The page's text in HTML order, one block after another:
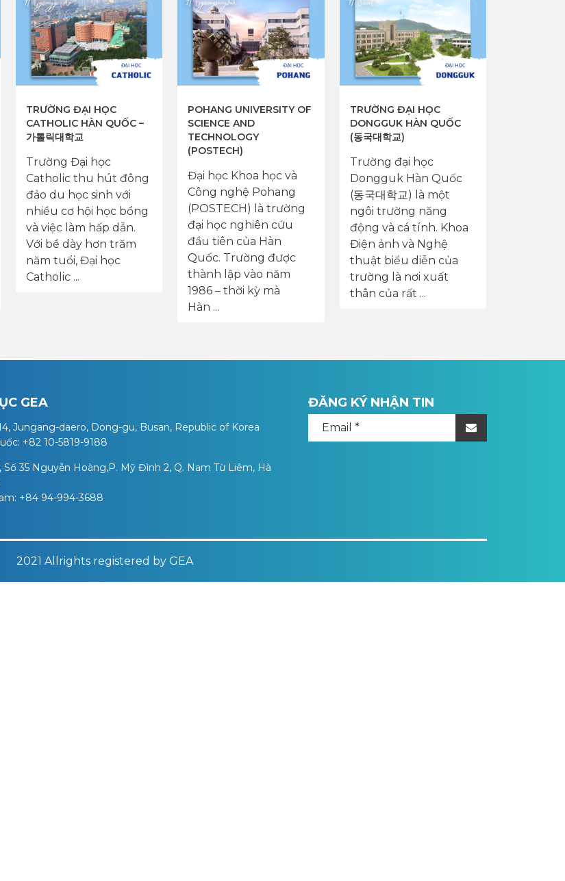
TRƯỜNG ĐẠI HỌC
CATHOLIC HÀN QUỐC –
가톨릭대학교
Trường Đại học
Catholic thu hút đông
đảo du học sinh với
nhiều cơ hội học bổng
và việc làm hấp dẫn.
Với bề dày hơn trăm
năm tuổi, Đại học
Catholic ...
POHANG UNIVERSITY OF
SCIENCE AND
TECHNOLOGY
(POSTECH)
Đại học Khoa học và
Công nghệ Pohang
(POSTECH) là trường
đại học nghiên cứu
đầu tiên của Hàn
Quốc. Trường được
thành lập vào năm
1986 – thời kỳ mà
Hàn ...
TRƯỜNG ĐẠI HỌC
DONGGUK HÀN QUỐC
(동국대학교)
Trường đại học
Dongguk Hàn Quốc
(동국대학교) là một
ngôi trường năng
động và cá tính. Khoa
Điện ảnh và Nghệ
thuật biểu diễn của
trường là nơi xuất
thân của rất ...
GEA
Jungang-daero, Dong-gu, Busan, Republic of Korea
+82 10-5819-9188
Số 35 Nguyễn Hoàng,P. Mỹ Đình 2, Q. Nam Từ Liêm, Hà
+84 94-994-3688
ĐĂNG KÝ NHẬN TIN
2021 Allrights registered by GEA